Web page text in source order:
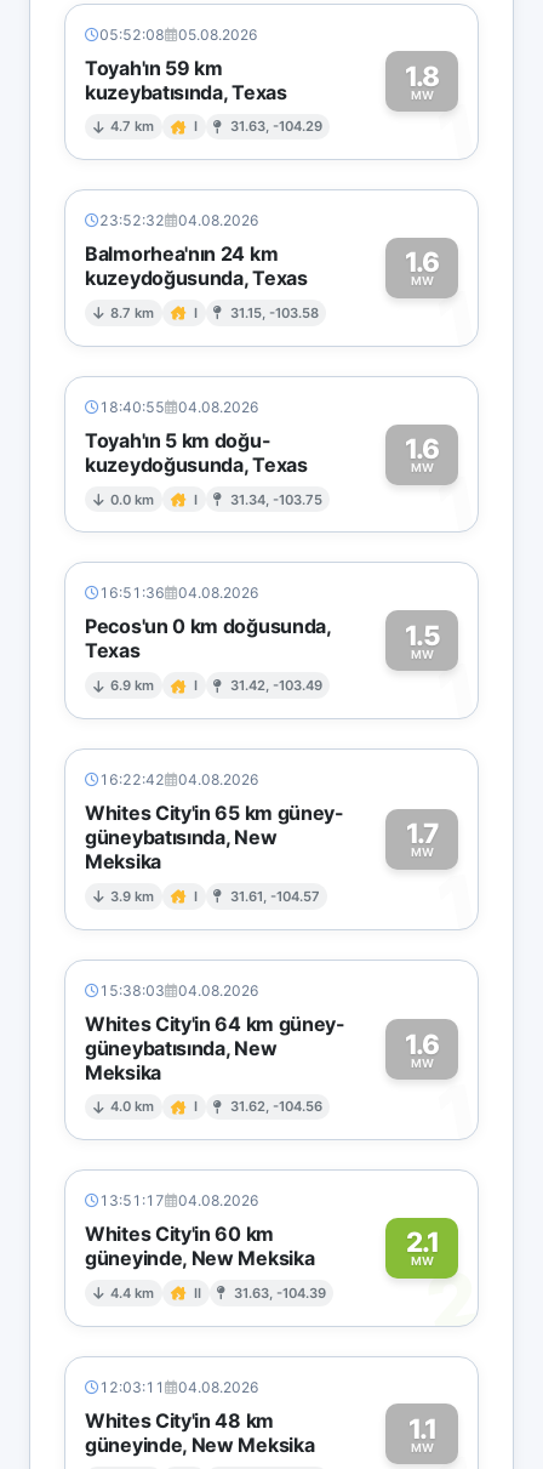
05:52:08 05.08.2026
Toyah'ın 59 km
kuzeybatısında, Texas
4.7 km I 31.63, -104.29
1.8
MW1
23:52:32 04.08.2026
Balmorhea'nın 24 km
kuzeydoğusunda, Texas
8.7 km I 31.15, -103.58
1.6
MW1
18:40:55 04.08.2026
Toyah'ın 5 km doğu-
kuzeydoğusunda, Texas
0.0 km I 31.34, -103.75
1.6
MW1
16:51:36 04.08.2026
Pecos'un 0 km doğusunda,
Texas
6.9 km I 31.42, -103.49
1.5
MW1
16:22:42 04.08.2026
Whites City'in 65 km güney-
güneybatısında, New
Meksika
3.9 km I 31.61, -104.57
1.7
MW
1
15:38:03 04.08.2026
Whites City'in 64 km güney-
güneybatısında, New
Meksika
4.0 km I 31.62, -104.56
1.6
MW
1
13:51:17 04.08.2026
Whites City'in 60 km
güneyinde, New Meksika
4.4 km II 31.63, -104.39
2.1
MW
2
12:03:11 04.08.2026
Whites City'in 48 km
güneyinde, New Meksika
1.1
MW